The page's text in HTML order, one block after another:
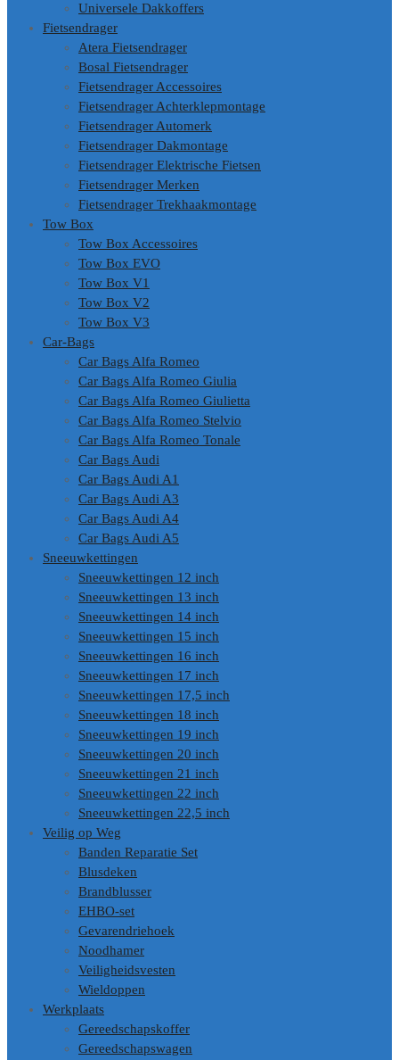
Universele Dakkoffers
Fietsendrager
Atera Fietsendrager
Bosal Fietsendrager
Fietsendrager Accessoires
Fietsendrager Achterklepmontage
Fietsendrager Automerk
Fietsendrager Dakmontage
Fietsendrager Elektrische Fietsen
Fietsendrager Merken
Fietsendrager Trekhaakmontage
Tow Box
Tow Box Accessoires
Tow Box EVO
Tow Box V1
Tow Box V2
Tow Box V3
Car-Bags
Car Bags Alfa Romeo
Car Bags Alfa Romeo Giulia
Car Bags Alfa Romeo Giulietta
Car Bags Alfa Romeo Stelvio
Car Bags Alfa Romeo Tonale
Car Bags Audi
Car Bags Audi A1
Car Bags Audi A3
Car Bags Audi A4
Car Bags Audi A5
Sneeuwkettingen
Sneeuwkettingen 12 inch
Sneeuwkettingen 13 inch
Sneeuwkettingen 14 inch
Sneeuwkettingen 15 inch
Sneeuwkettingen 16 inch
Sneeuwkettingen 17 inch
Sneeuwkettingen 17,5 inch
Sneeuwkettingen 18 inch
Sneeuwkettingen 19 inch
Sneeuwkettingen 20 inch
Sneeuwkettingen 21 inch
Sneeuwkettingen 22 inch
Sneeuwkettingen 22,5 inch
Veilig op Weg
Banden Reparatie Set
Blusdeken
Brandblusser
EHBO-set
Gevarendriehoek
Noodhamer
Veiligheidsvesten
Wieldoppen
Werkplaats
Gereedschapskoffer
Gereedschapswagen